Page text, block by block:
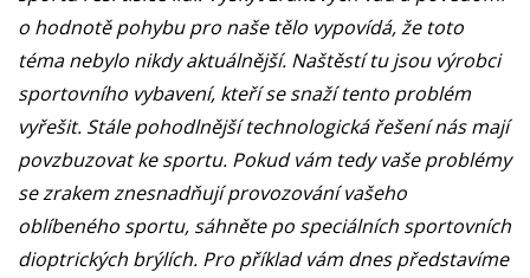
o hodnotě pohybu pro naše tělo vypovídá, že toto
téma nebylo nikdy aktuálnější. Naštěstí tu jsou výrobci
sportovního vybavení, kteří se snaží tento problém
vyřešit. Stále pohodlnější technologická řešení nás mají
povzbuzovat ke sportu. Pokud vám tedy vaše problémy
se zrakem znesnadňují provozování vašeho
oblíbeného sportu, sáhněte po speciálních sportovních
dioptrických brýlích. Pro příklad vám dnes představíme